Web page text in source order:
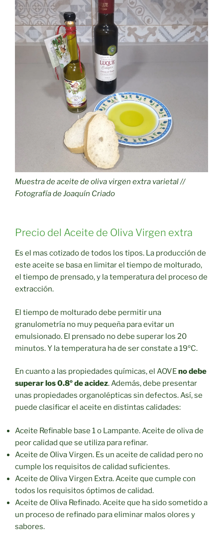
Muestra de aceite de oliva virgen extra varietal //
Fotografía de Joaquín Criado
Precio del Aceite de Oliva Virgen extra
Es el mas cotizado de todos los tipos. La producción de
este aceite se basa en limitar el tiempo de molturado,
el tiempo de prensado, y la temperatura del proceso de
extracción.
El tiempo de molturado debe permitir una
granulometría no muy pequeña para evitar un
emulsionado. El prensado no debe superar los 20
minutos. Y la temperatura ha de ser constate a 19ºC.
En cuanto a las propiedades químicas, el AOVEno debe
superar los 0.8º de acidez. Además, debe presentar
unas propiedades organolépticas sin defectos. Así, se
puede clasificar el aceite en distintas calidades:
Aceite Refinable base 1 o Lampante. Aceite de oliva de
peor calidad que se utiliza para refinar.
Aceite de Oliva Virgen. Es un aceite de calidad pero no
cumple los requisitos de calidad suficientes.
Aceite de Oliva Virgen Extra. Aceite que cumple con
todos los requisitos óptimos de calidad.
Aceite de Oliva Refinado. Aceite que ha sido sometido a
un proceso de refinado para eliminar malos olores y
sabores.